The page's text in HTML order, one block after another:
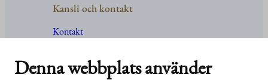
Denna webbplats använder
Kansli och kontakt
Kontakt
För media
Vanliga frågor och svar